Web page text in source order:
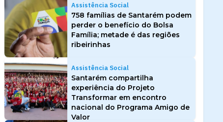
Assistência Social
758 famílias de Santarém podem
perder o benefício do Bolsa
Família; metade é das regiões
ribeirinhas
Assistência Social
Santarém compartilha
experiência do Projeto
Transformar em encontro
nacional do Programa Amigo de
Valor